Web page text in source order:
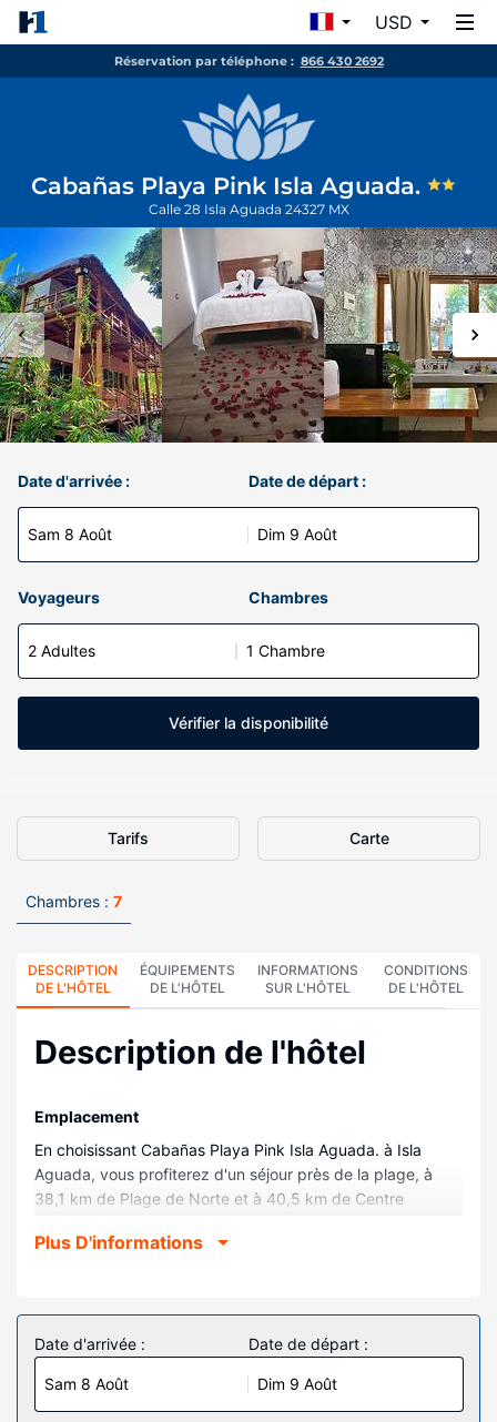
USD
Réservation par téléphone : 866 430 2692
Cabañas Playa Pink Isla Aguada.
Calle 28 Isla Aguada 24327 MX
Date d'arrivée :
Sam 8 Août
Date de départ :
Dim 9 Août
Voyageurs Chambres
2 Adultes 1 Chambre
Vérifier la disponibilité
Tarifs Carte
Chambres : 7
DESCRIPTION
DE L'HÔTEL
ÉQUIPEMENTS
DE L'HÔTEL
INFORMATIONS
SUR L'HÔTEL
CONDITIONS
DE L'HÔTEL
Description de l'hôtel
Emplacement
En choisissant Cabañas Playa Pink Isla Aguada. à Isla
Aguada, vous profiterez d'un séjour près de la plage, à
38,1 km de Plage de Norte et à 40,5 km de Centre
de Stade de Resurgimiento et à 42,5 km de Marché aux
Les 7 chambres de l'hébergement vous invitent à la
détente. L'accès Wi-Fi à Internet gratuit vous permet de
rester en contact avec le reste du monde. Une douche est
disponible dans la salle de bain.
Plus D'informations
Date d'arrivée :
Sam 8 Août
Date de départ :
Dim 9 Août